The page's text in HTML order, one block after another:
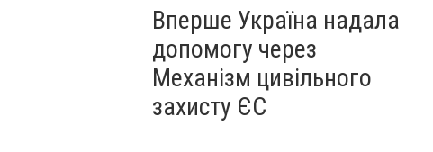
Вперше Україна надала
допомогу через
Механізм цивільного
захисту ЄС